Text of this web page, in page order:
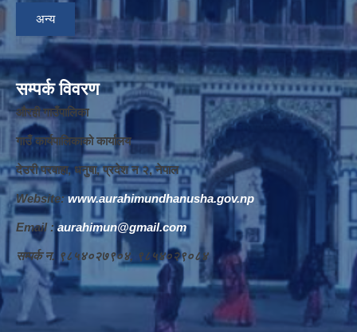
अन्य
सम्पर्क विवरण
औरही गाउँपालिका
गाउँ कार्यपालिकाको कार्यालय
देउरी परवाहा, धनुषा, प्रदेश न‌‍ २, नेपाल
Website:www.aurahimundhanusha.gov.np
Email : aurahimun@gmail.com
सम्पर्क न‌‍. ९८५४०२७९०४, ९८५४०२९०८४